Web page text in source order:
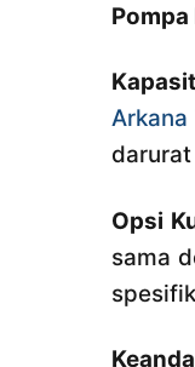
Arkana
Opsi
sama